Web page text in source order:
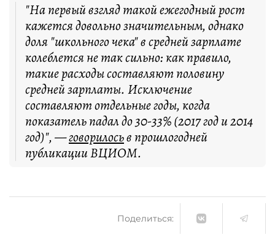
"На первый взгляд такой ежегодный рост
кажется довольно значительным, однако
доля "школьного чека" в средней зарплате
колеблется не так сильно: как правило,
такие расходы составляют половину
средней зарплаты. Исключение
составляют отдельные годы, когда
показатель падал до 30-33% (2017 год и 2014
год)", —говорилосьв прошлогодней
публикации ВЦИОМ.
Поделиться: